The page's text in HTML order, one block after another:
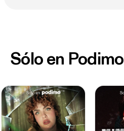
Sólo en Podimo